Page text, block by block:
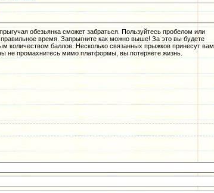
обезьянка сможет забраться. Пользуйтесь пробелом или
время. Запрыгните как можно выше! За это вы будете
количеством баллов. Несколько связанных прыжков принесут вам
не промахнитесь мимо платформы, вы потеряете жизнь.